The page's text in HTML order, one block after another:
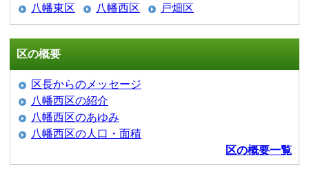
八幡東区
八幡西区 戸畑区
区の概要
区長からのメッセージ
八幡西区の紹介
八幡西区のあゆみ
八幡西区の人口・面積
区の概要一覧